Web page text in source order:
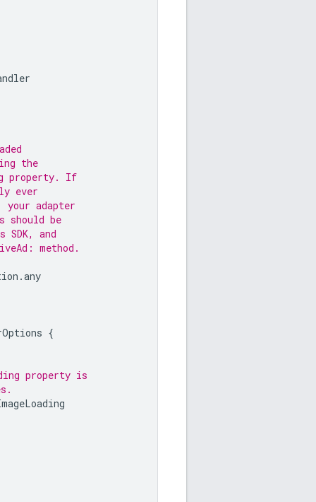
the
property. If
ever
adapter
should be
and
method.
.any
{
property is